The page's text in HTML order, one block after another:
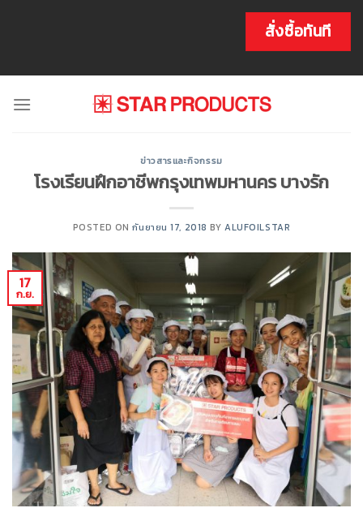
สั่งซื้อทันที
ข่าวสารและกิจกรรม
โรงเรียนฝึกอาชีพกรุงเทพมหานคร บางรัก
POSTED ONกันยายน 17, 2018 BYALUFOILSTAR
17
ก.ย.